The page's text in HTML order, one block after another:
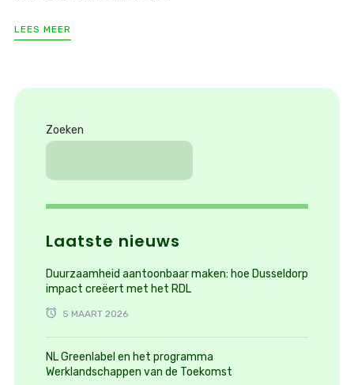
LEES MEER
Zoeken
Laatste nieuws
Duurzaamheid aantoonbaar maken: hoe Dusseldorp
impact creëert met het RDL
5 MAART 2026
NL Greenlabel en het programma
Werklandschappen van de Toekomst